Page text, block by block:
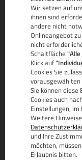
Wir setzen auf
ihnen sind
andere nicht
Onlineangebot
nicht
Schaltfläche
Klick auf
Cookies Sie
vorausgewählten
Sie können
Cookies auch
Einstellungen,
Weitere
und Ihre
möchten,
Erlaubnis bitten.
ALLE